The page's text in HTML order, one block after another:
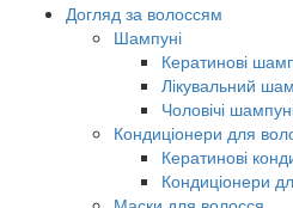
Догляд за волоссям
Шампуні
Кератинові
Лікувальний
Чоловічі
Кондиціонери для
Кератинові
Кондиціонери